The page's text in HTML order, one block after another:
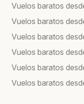
Vuelos baratos
Vuelos baratos
Vuelos baratos
Vuelos baratos
Vuelos baratos
Vuelos baratos